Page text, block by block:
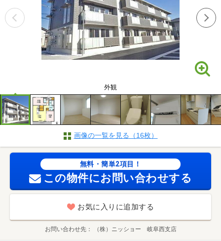
外観
画像の一覧を見る（16枚）
無料・簡単2項目！
この物件にお問い合わせする
お気に入りに追加する
お問い合わせ先 （株）ニッショー 岐阜西支店